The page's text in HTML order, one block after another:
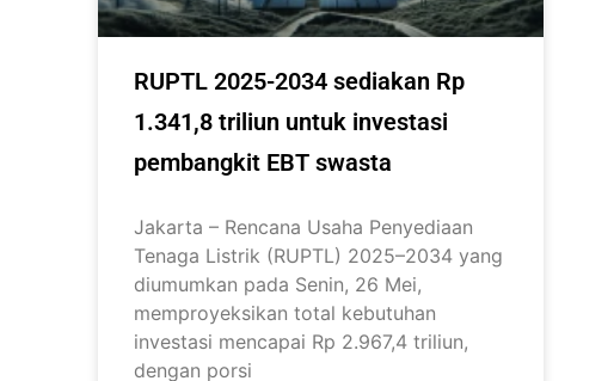
RUPTL 2025-2034 sediakan Rp
1.341,8 triliun untuk investasi
pembangkit EBT swasta
Jakarta – Rencana Usaha Penyediaan
Tenaga Listrik (RUPTL) 2025–2034 yang
diumumkan pada Senin, 26 Mei,
memproyeksikan total kebutuhan
investasi mencapai Rp 2.967,4 triliun,
dengan porsi